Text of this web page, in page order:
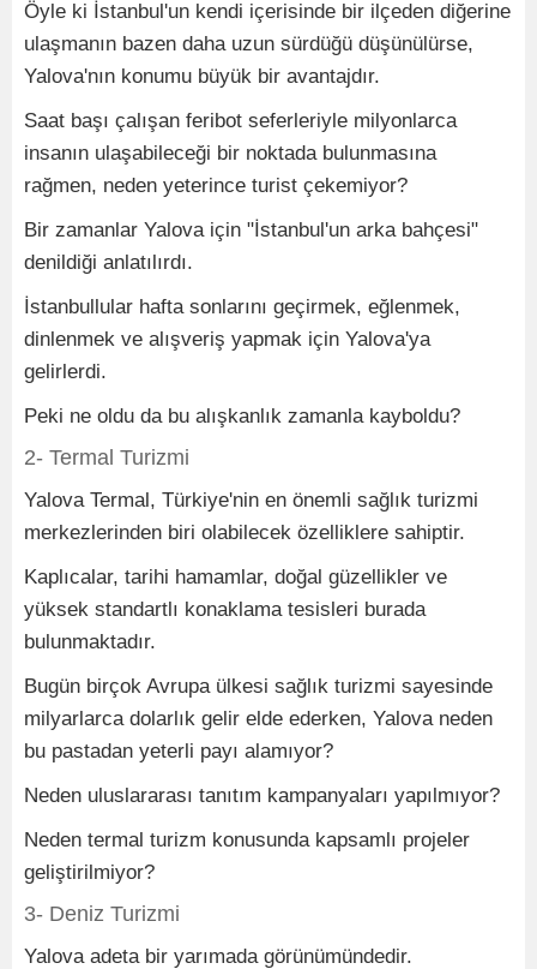
Öyle ki İstanbul'un kendi içerisinde bir ilçeden diğerine
ulaşmanın bazen daha uzun sürdüğü düşünülürse,
Yalova'nın konumu büyük bir avantajdır.
Saat başı çalışan feribot seferleriyle milyonlarca
insanın ulaşabileceği bir noktada bulunmasına
rağmen, neden yeterince turist çekemiyor?
Bir zamanlar Yalova için "İstanbul'un arka bahçesi"
denildiği anlatılırdı.
İstanbullular hafta sonlarını geçirmek, eğlenmek,
dinlenmek ve alışveriş yapmak için Yalova'ya
gelirlerdi.
Peki ne oldu da bu alışkanlık zamanla kayboldu?
2- Termal Turizmi
Yalova Termal, Türkiye'nin en önemli sağlık turizmi
merkezlerinden biri olabilecek özelliklere sahiptir.
Kaplıcalar, tarihi hamamlar, doğal güzellikler ve
yüksek standartlı konaklama tesisleri burada
bulunmaktadır.
Bugün birçok Avrupa ülkesi sağlık turizmi sayesinde
milyarlarca dolarlık gelir elde ederken, Yalova neden
bu pastadan yeterli payı alamıyor?
Neden uluslararası tanıtım kampanyaları yapılmıyor?
Neden termal turizm konusunda kapsamlı projeler
geliştirilmiyor?
3- Deniz Turizmi
Yalova adeta bir yarımada görünümündedir.